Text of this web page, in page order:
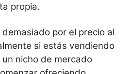
propia.
por el precio al
si estás vendiendo
nicho de mercado